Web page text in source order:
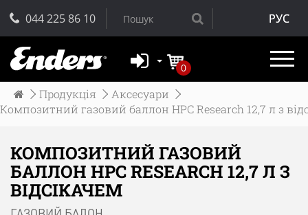
044 225 86 10 РУС
0
Продукція
Аксесуари
Композитний газовий баллон HPC Research 12,7 л з
КОМПОЗИТНИЙ ГАЗОВИЙ
БАЛЛОН HPC RESEARCH 12,7 Л З
ВІДСІКАЧЕМ